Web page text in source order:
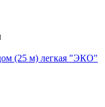
(25 м) легкая "ЭКО"